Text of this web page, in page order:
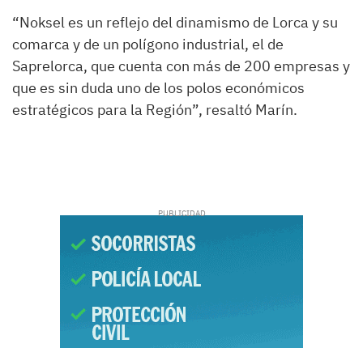
“Noksel es un reflejo del dinamismo de Lorca y su
comarca y de un polígono industrial, el de
Saprelorca, que cuenta con más de 200 empresas y
que es sin duda uno de los polos económicos
estratégicos para la Región”, resaltó Marín.